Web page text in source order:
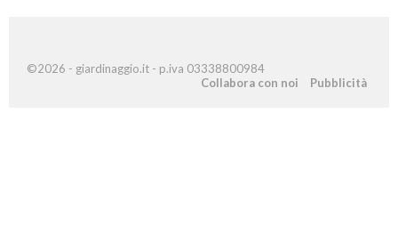
©2026 - giardinaggio.it - p.iva 03338800984
Collabora con noi
Pubblicità